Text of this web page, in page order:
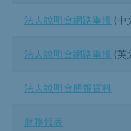
法人說明會網路重播 (中
法人說明會網路重播 (英
法人說明會簡報資料
財務報表